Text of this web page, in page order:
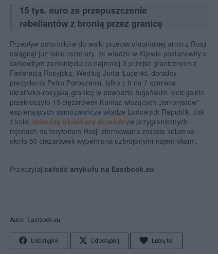
15 tys. euro za przepuszczenie
rebeliantów z bronią przez granicę
Przepływ ochotników do walki przeciw ukraińskiej armii z Rosji
osiągnął już takie rozmiary, że władze w Kijowie postanowiły o
całkowitym zamknięciu co najmniej 3 przejść granicznych z
Federacją Rosyjską. Według Jurija Łucenki, doradcy
prezydenta Petro Poroszenki, tylko z 6 na 7 czerwca
ukraińsko-rosyjską granicę w obwodzie ługańskim nielegalnie
przekroczyło 15 ciężarówek Kamaz wiozących „terrorystów”
wspierających samozwańcze władze Ludowych Republik. Jak
z kolei twierdzą ukraińscy dowódcyw przygranicznych
rejonach na terytorium Rosji sformowana została kolumna
około 50 ciężarówek wypełniona uzbrojonymi najemnikami.
Przeczytajcałość artykułu na Eastbook.eu
Autor: Eastbook.eu
Udostępnij Udostępnij Lubię to!